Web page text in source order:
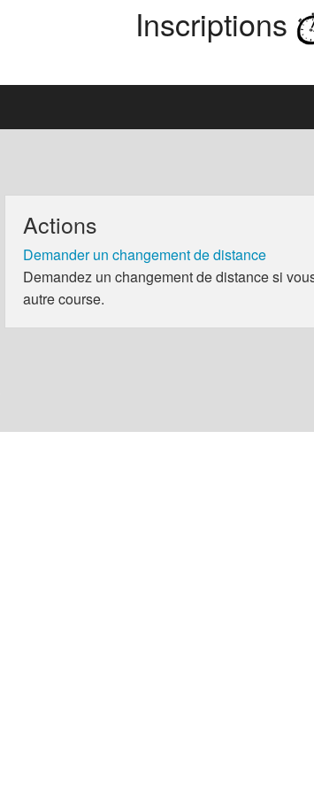
Inscriptions
Actions
Demander un changement de distance
Demandez un changement de distance si
autre course.